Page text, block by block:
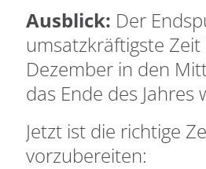
Ausblick: Der
umsatzkräftigste
Dezember in den
das Ende des
Jetzt ist die richtige
vorzubereiten: